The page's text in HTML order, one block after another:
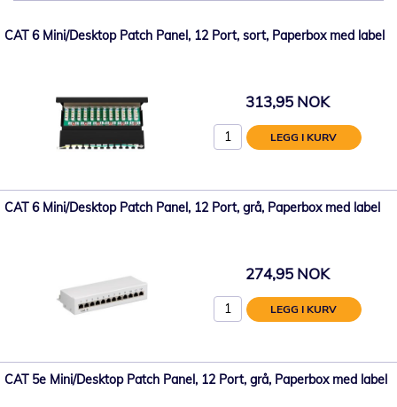
CAT 6 Mini/Desktop Patch Panel, 12 Port, sort, Paperbox med label
313,95 NOK
LEGG I KURV
CAT 6 Mini/Desktop Patch Panel, 12 Port, grå, Paperbox med label
274,95 NOK
LEGG I KURV
CAT 5e Mini/Desktop Patch Panel, 12 Port, grå, Paperbox med label